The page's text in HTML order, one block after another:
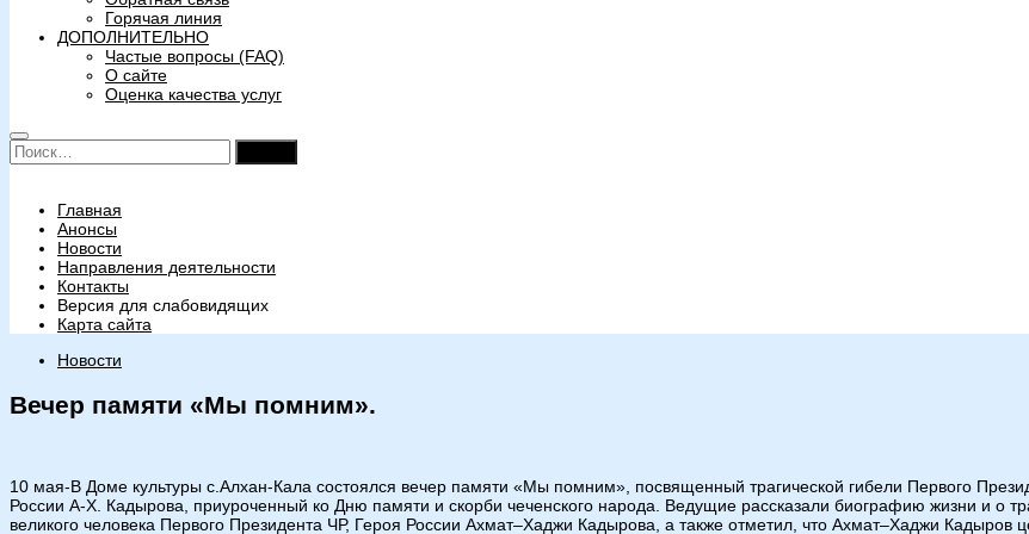
Горячая линия
ДОПОЛНИТЕЛЬНО
Частые вопросы (FAQ)
О сайте
Оценка качества услуг
Найти:
Главная
Анонсы
Новости
Направления деятельности
Контакты
Версия для слабовидящих
Карта сайта
Новости
Вечер памяти «Мы помним».
10 мая-В Доме культуры с.Алхан-Кала состоялся вечер памяти «Мы помним», посвященный трагической гибели Первого
России А-Х. Кадырова, приуроченный ко Дню памяти и скорби чеченского народа. Ведущие рассказали биографию жизни и о
великого человека Первого Президента ЧР, Героя России Ахмат–Хаджи Кадырова, а также отметил, что Ахмат–Хаджи Кадыров